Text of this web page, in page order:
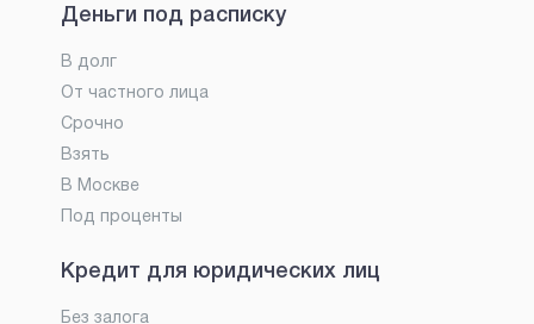
Деньги под расписку
В долг
От частного лица
Срочно
Взять
В Москве
Под проценты
Кредит для юридических лиц
Без залога